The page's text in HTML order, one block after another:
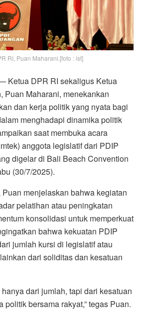
RI, Puan Maharani.[foto : ist]
Ketua DPR RI sekaligus Ketua
Puan Maharani, menekankan
dan kerja politik yang nyata bagi
menghadapi dinamika politik
saat membuka acara
anggota legislatif dari PDIP
digelar di Bali Beach Convention
(30/7/2025).
menjelaskan bahwa kegiatan
pelatihan atau peningkatan
konsolidasi untuk memperkuat
bahwa kekuatan PDIP
jumlah kursi di legislatif atau
dari soliditas dan kesatuan
dari jumlah, tapi dari kesatuan
politik bersama rakyat,” tegas Puan.